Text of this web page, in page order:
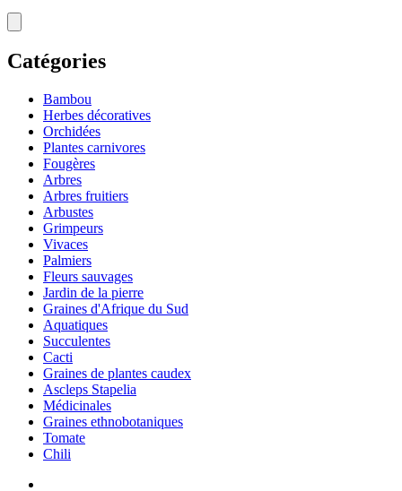
Catégories
Bambou
Herbes décoratives
Orchidées
Plantes carnivores
Fougères
Arbres
Arbres fruitiers
Arbustes
Grimpeurs
Vivaces
Palmiers
Fleurs sauvages
Jardin de la pierre
Graines d'Afrique du Sud
Aquatiques
Succulentes
Cacti
Graines de plantes caudex
Ascleps Stapelia
Médicinales
Graines ethnobotaniques
Tomate
Chili